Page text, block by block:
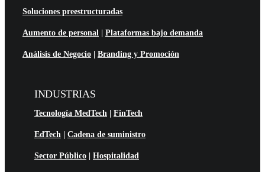
Soluciones preestructuradas
Aumento de personal| Plataformas bajo demanda
Análisis de Negocio| Branding y Promoción
INDUSTRIAS
Tecnología MedTech| FinTech
EdTech| Cadena de suministro
Sector Público| Hospitalidad